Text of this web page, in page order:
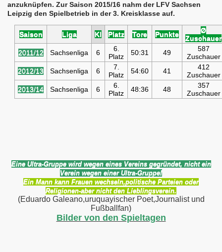
anzuknüpfen. Zur Saison 2015/16 nahm der LFV Sachsen
Leipzig den Spielbetrieb in der 3. Kreisklasse auf.
Saison Liga Kl Platz Tore Punkte
Ø
Zuschauer
2011/12
Sachsenliga 6
6.
Platz
50:31 49
587
Zuschauer
2012/13
Sachsenliga 6
7.
Platz
54:60 41
412
Zuschauer
2013/14
Sachsenliga 6
6.
Platz
48:36 48
357
Zuschauer
Eine Ultra-Gruppe wird wegen eines Vereins gegründet, nicht ein
Verein wegen einer Ultra-Gruppe!
Ein Mann kann Frauen wechseln,politische Parteien oder
Religionen-aber nicht den Lieblingsverein.
(Eduardo Galeano,uruquayischer Poet,Journalist und
Fußballfan)
Bilder von den Spieltagen